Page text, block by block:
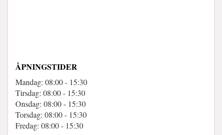
ÅPNINGSTIDER
Mandag: 08:00 - 15:30
Tirsdag: 08:00 - 15:30
Onsdag: 08:00 - 15:30
Torsdag: 08:00 - 15:30
Fredag: 08:00 - 15:30